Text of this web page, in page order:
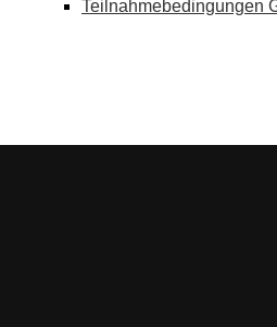
Teilnahmebedingungen